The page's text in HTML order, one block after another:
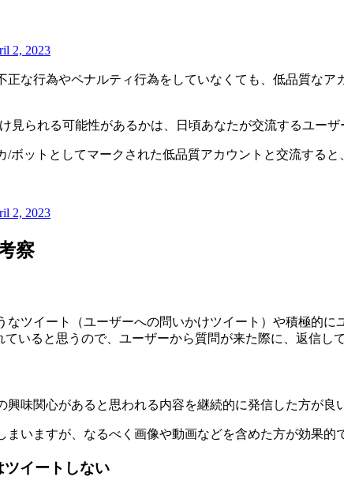
2, 2023
な行為やペナルティ行為をしていなくても、低品質な
見られる可能性があるかは、日頃あなたが交流するユー
ボットとしてマークされた低品質アカウントと交流する
2, 2023
察
ツイート（ユーザーへの問いかけツイート）や積極的
いると思うので、ユーザーから質問が来た際に、返信し
味関心があると思われる内容を継続的に発信した方が良
いますが、なるべく画像や動画などを含めた方が効果的
イートしない